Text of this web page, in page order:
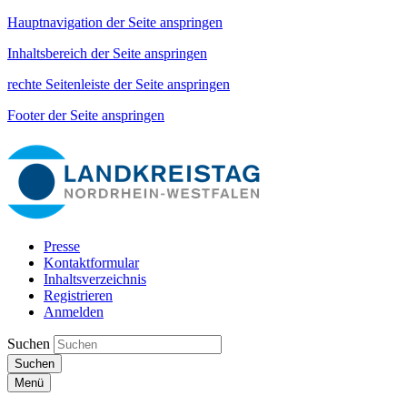
Hauptnavigation der Seite anspringen
Inhaltsbereich der Seite anspringen
rechte Seitenleiste der Seite anspringen
Footer der Seite anspringen
Presse
Kontaktformular
Inhaltsverzeichnis
Registrieren
Anmelden
Suchen
Suchen
Menü